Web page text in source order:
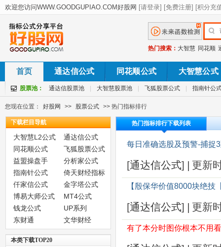
热门搜索： 大智慧 同花顺
首页 通达信公式 同花顺公式 大智慧公式
股票池： 通达信股票池 大智慧股票池 飞狐股票公式 指南针公
您现在位置： 好股网 >> 股票公式 >> 热门指标排行
下载栏目导航
大智慧L2公式
通达信公式
同花顺公式
飞狐股票公式
益盟操盘手
分析家公式
指南针公式
倚天财经指标
仟家信公式
金字塔公式
博易大师公式
MT4公式
钱龙公式
UP系列
东财通
文华财经
本类下载TOP20
热门指标排行下载列表
每日准确选股及预警-捕捉
[通达信公式] | 更新
【殷保华价值8000块绝
[通达信公式] | 更新
有了本分时图你根本不用